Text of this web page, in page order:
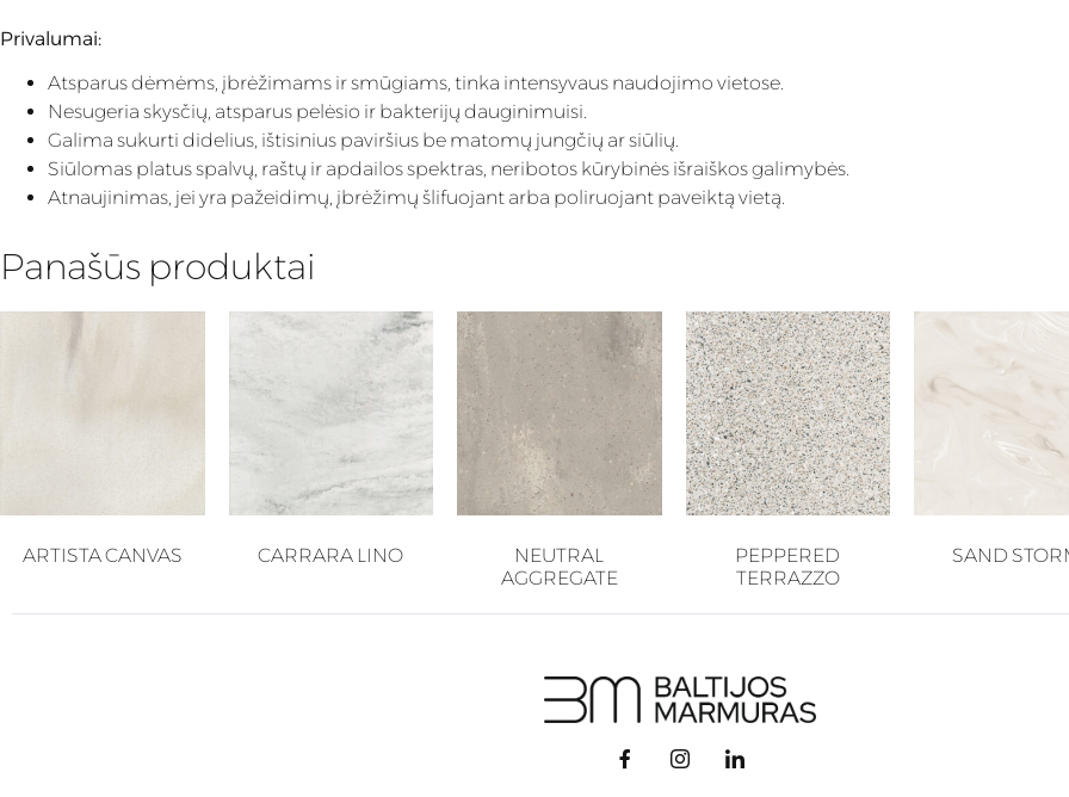
Privalumai:
Atsparus dėmėms, įbrėžimams ir smūgiams, tinka intensyvaus naudojimo vietose.
Nesugeria skysčių, atsparus pelėsio ir bakterijų dauginimuisi.
Galima sukurti didelius, ištisinius paviršius be matomų jungčių ar siūlių.
Siūlomas platus spalvų, raštų ir apdailos spektras, neribotos kūrybinės išraiškos galimybės.
Atnaujinimas, jei yra pažeidimų, įbrėžimų šlifuojant arba poliruojant paveiktą vietą.
Panašūs produktai
ARTISTA CANVAS CARRARA LINO
NEUTRAL
AGGREGATE
PEPPERED
TERRAZZO
SAND